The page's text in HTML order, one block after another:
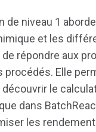
de niveau 1
et les
répondre aux
procédés. Elle
le
dans
les